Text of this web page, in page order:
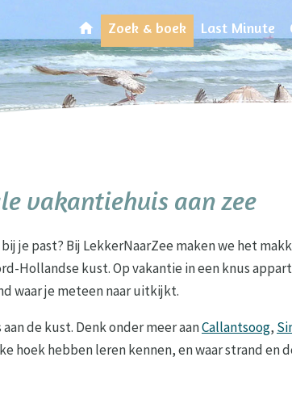
Zoek & boek Last Minute
vakantiehuis aan zee
je past? Bij LekkerNaarZee maken we het
Hollandse kust. Op vakantie in een knus
waar je meteen naar uitkijkt.
de kust. Denk onder meer aanCallantsoog,
hoek hebben leren kennen, en waar strand en